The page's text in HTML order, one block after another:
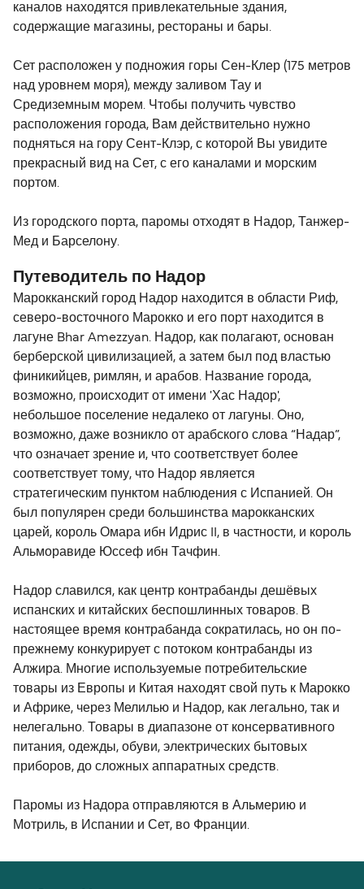
каналов находятся привлекательные здания,
содержащие магазины, рестораны и бары.
Сет расположен у подножия горы Сен-Клер (175 метров
над уровнем моря), между заливом Тау и
Средиземным морем. Чтобы получить чувство
расположения города, Вам действительно нужно
подняться на гору Сент-Клэр, с которой Вы увидите
прекрасный вид на Сет, с его каналами и морским
портом.
Из городского порта, паромы отходят в Надор, Танжер-
Мед и Барселону.
Путеводитель по Надор
Марокканский город Надор находится в области Риф,
северо-восточного Марокко и его порт находится в
лагуне Bhar Amezzyan. Надор, как полагают, основан
берберской цивилизацией, а затем был под властью
финикийцев, римлян, и арабов. Название города,
возможно, происходит от имени 'Хас Надор',
небольшое поселение недалеко от лагуны. Оно,
возможно, даже возникло от арабского слова “Надар”,
что означает зрение и, что соответствует более
соответствует тому, что Надор является
стратегическим пунктом наблюдения с Испанией. Он
был популярен среди большинства марокканских
царей, король Омара ибн Идрис II, в частности, и король
Альморавиде Юссеф ибн Тачфин.
Надор славился, как центр контрабанды дешёвых
испанских и китайских беспошлинных товаров. В
настоящее время контрабанда сократилась, но он по-
прежнему конкурирует с потоком контрабанды из
Алжира. Многие используемые потребительские
товары из Европы и Китая находят свой путь к Марокко
и Африке, через Мелилью и Надор, как легально, так и
нелегально. Товары в диапазоне от консервативного
питания, одежды, обуви, электрических бытовых
приборов, до сложных аппаратных средств.
Паромы из Надора отправляются в Альмерию и
Мотриль, в Испании и Сет, во Франции.